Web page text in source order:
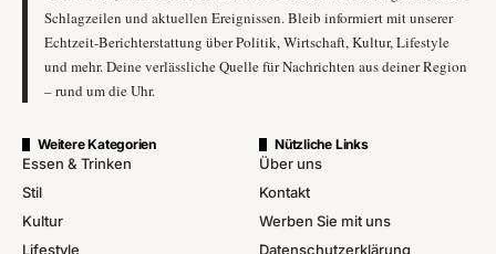
Schlagzeilen und aktuellen Ereignissen. Bleib informiert mit unserer
Echtzeit-Berichterstattung über Politik, Wirtschaft, Kultur, Lifestyle
und mehr. Deine verlässliche Quelle für Nachrichten aus deiner Region
– rund um die Uhr.
Weitere Kategorien
Essen & Trinken
Stil
Kultur
Lifestyle
Nützliche Links
Über uns
Kontakt
Werben Sie mit uns
Datenschutzerklärung